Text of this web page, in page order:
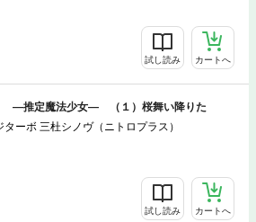
試し読み カートへ
―推定魔法少女― （１）桜舞い降りた
ターボ 三杜シノヴ（ニトロプラス）
試し読み カートへ